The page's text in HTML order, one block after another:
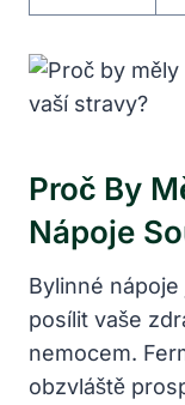
Proč By
Nápoje
Bylinné
posílit vaše
nemocem.
obzvláště